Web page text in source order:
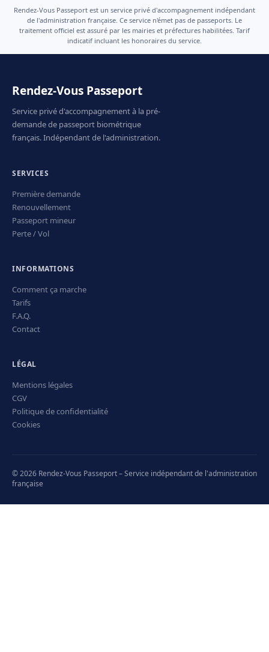
Rendez-Vous Passeport est un service privé d'accompagnement indépendant
de l'administration française. Ce service n'émet pas de passeports. Le
traitement officiel est assuré par les mairies et préfectures habilitées. Tarif
indicatif incluant les honoraires du service.
Rendez-Vous Passeport
Service privé d'accompagnement à la pré-
demande de passeport biométrique
français. Indépendant de l'administration.
SERVICES
Première demande
Renouvellement
Passeport mineur
Perte / Vol
INFORMATIONS
Comment ça marche
Tarifs
F.A.Q.
Contact
LÉGAL
Mentions légales
CGV
Politique de confidentialité
Cookies
© 2026 Rendez-Vous Passeport – Service indépendant de l'administration
française